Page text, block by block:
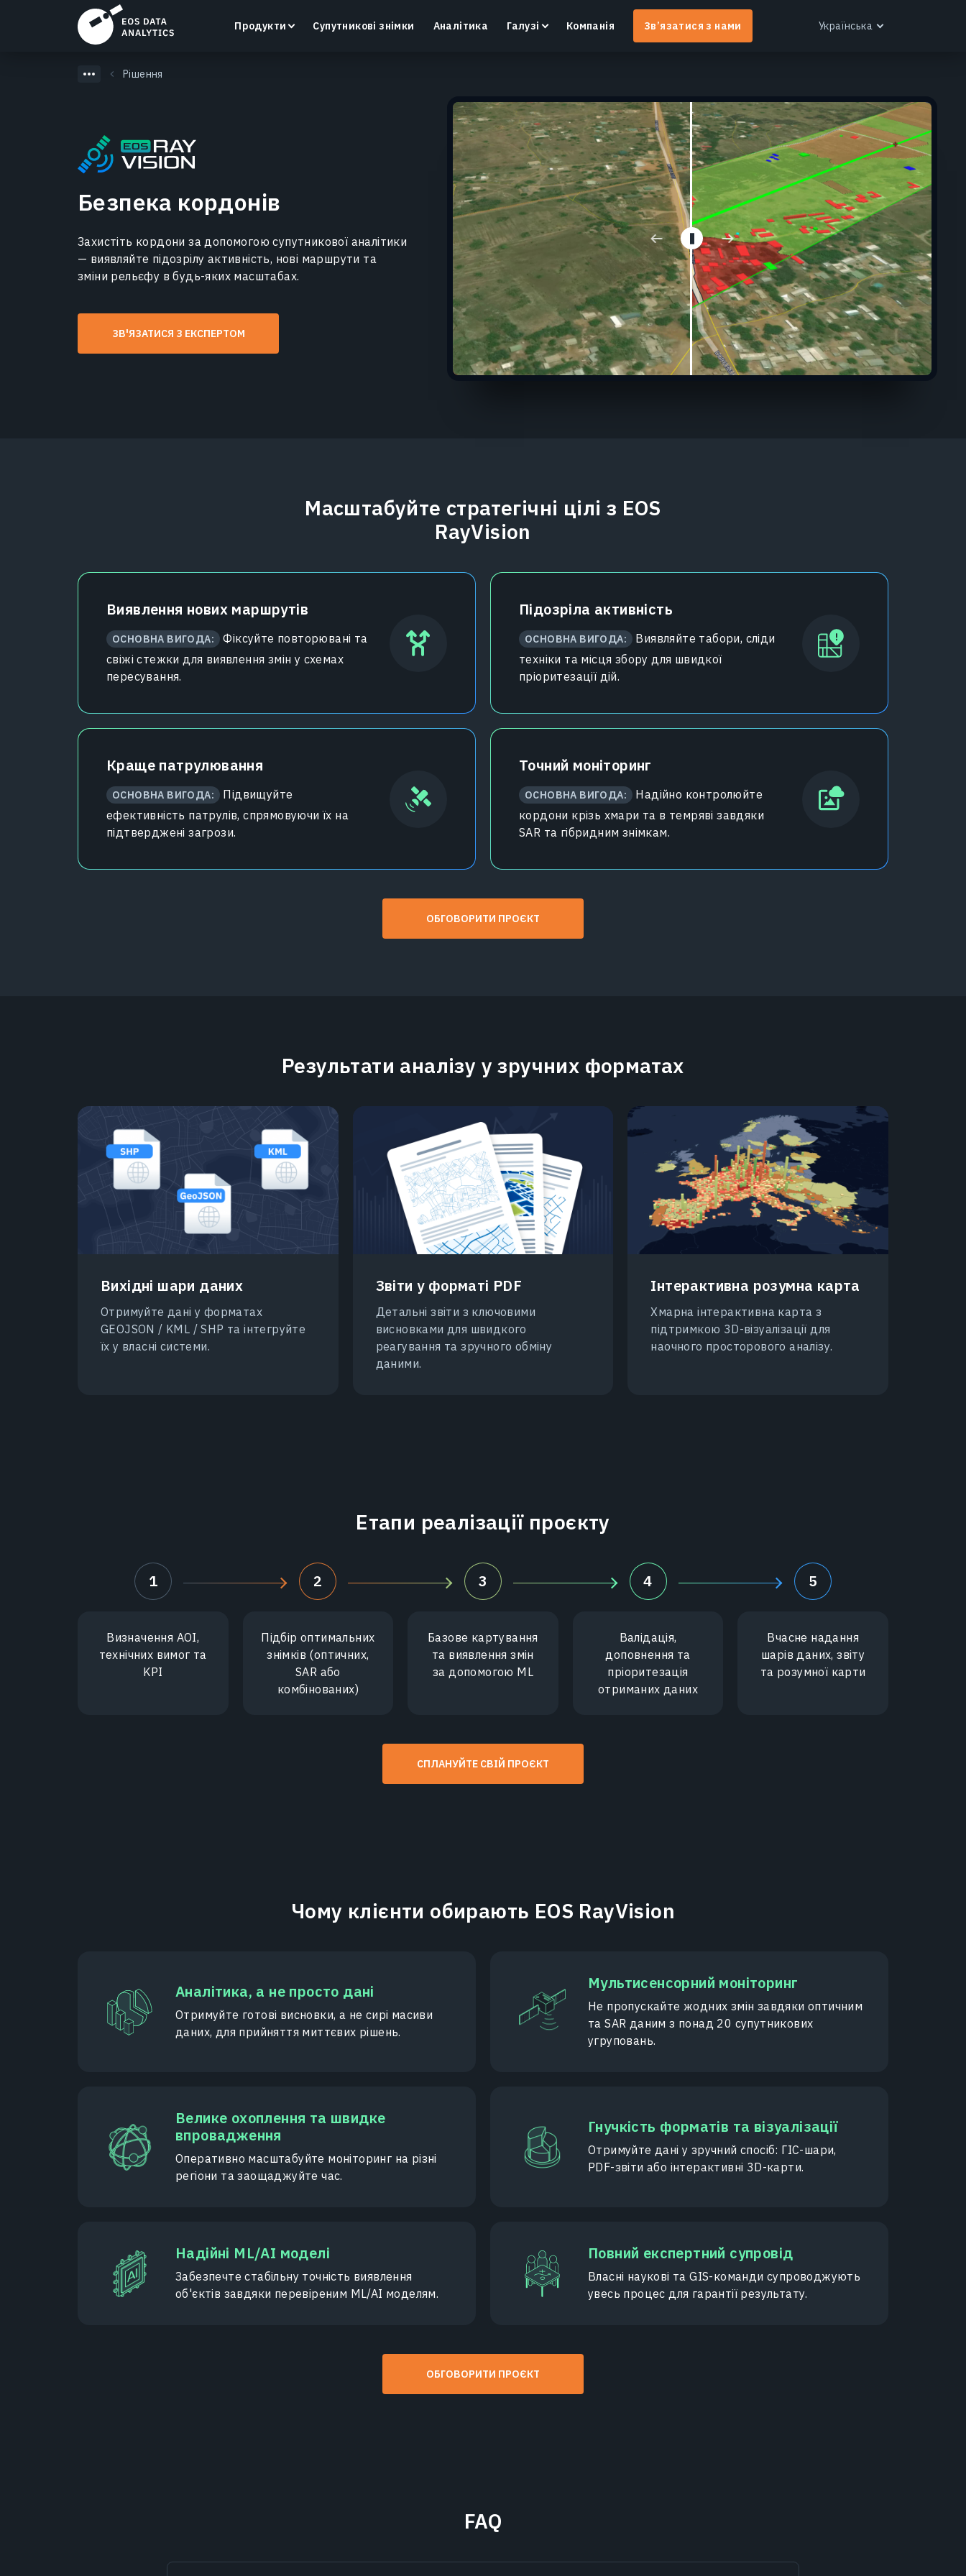
Продукти
LandViewer
Пошук, візуалізація та аналіз супутникових
Контроль посівів та полів за допомогою
інтелектуальної платформи для точного
Дізнатися більше
EOS RayVision
Індивідуальні аналітичні звіти з розширеною
візуалізацією для будь-якої галузі.
Дізнатися більше
Супутникові знімки Аналітика Галузі Компанія Зв’язатися з нами Українська
Português
Українська
Рішення
Безпека кордонів
Захистіть кордони за допомогою супутникової аналітики
— виявляйте підозрілу активність, нові маршрути та
зміни рельєфу в будь-яких масштабах.
ЗВ'ЯЗАТИСЯ З ЕКСПЕРТОМ
Масштабуйте стратегічні цілі з EOS
RayVision
Виявлення нових маршрутів
ОСНОВНА ВИГОДА:
Фіксуйте повторювані та
свіжі стежки для виявлення змін у схемах
пересування.
Підозріла активність
ОСНОВНА ВИГОДА:
Виявляйте табори, сліди
техніки та місця збору для швидкої
пріоритезації дій.
Краще патрулювання
ОСНОВНА ВИГОДА:
Підвищуйте
ефективність патрулів, спрямовуючи їх на
підтверджені загрози.
Точний моніторинг
ОСНОВНА ВИГОДА:
Надійно контролюйте
кордони крізь хмари та в темряві завдяки
SAR та гібридним знімкам.
ОБГОВОРИТИ ПРОЄКТ
Результати аналізу у зручних форматах
Вихідні шари даних
Отримуйте дані у форматах
GEOJSON / KML / SHP та інтегруйте
їх у власні системи.
Звіти у форматі PDF
Детальні звіти з ключовими
висновками для швидкого
реагування та зручного обміну
даними.
Інтерактивна розумна карта
Хмарна інтерактивна карта з
підтримкою 3D-візуалізації для
наочного просторового аналізу.
Етапи реалізації проєкту
1
Визначення AOI,
технічних вимог та
KPI
2
Підбір оптимальних
знімків (оптичних,
SAR або
комбінованих)
3
Базове картування
та виявлення змін
за допомогою ML
4
Валідація,
доповнення та
пріоритезація
отриманих даних
5
Вчасне надання
шарів даних, звіту
та розумної карти
СПЛАНУЙТЕ СВІЙ ПРОЄКТ
Чому клієнти обирають EOS RayVision
Аналітика, а не просто дані
Отримуйте готові висновки, а не сирі масиви
даних, для прийняття миттєвих рішень.
Мультисенсорний моніторинг
Не пропускайте жодних змін завдяки оптичним
та SAR даним з понад 20 супутникових
угруповань.
Велике охоплення та швидке
впровадження
Оперативно масштабуйте моніторинг на різні
регіони та заощаджуйте час.
Гнучкість форматів та візуалізації
Отримуйте дані у зручний спосіб: ГІС-шари,
PDF-звіти або інтерактивні 3D-карти.
Надійні ML/AI моделі
Забезпечте стабільну точність виявлення
об'єктів завдяки перевіреним ML/AI моделям.
Повний експертний супровід
Власні наукові та GIS-команди супроводжують
увесь процес для гарантії результату.
ОБГОВОРИТИ ПРОЄКТ
FAQ